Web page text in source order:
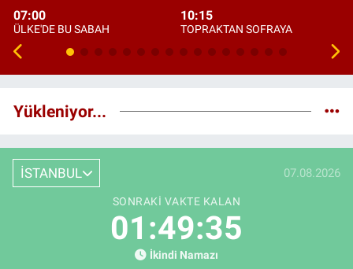
07:00
ÜLKE'DE BU SABAH
10:15
TOPRAKTAN SOFRAYA
Yükleniyor...
İSTANBUL 07.08.2026
SONRAKI VAKTE KALAN
01:49:34
İkindi Namazı